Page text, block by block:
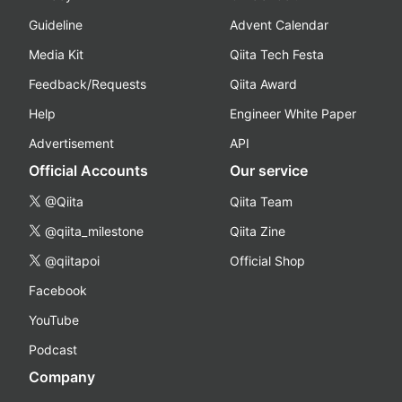
Guideline
Media Kit
Feedback/Requests
Help
Advertisement
Advent Calendar
Qiita Tech Festa
Qiita Award
Engineer White Paper
API
Official Accounts
@Qiita
@qiita_milestone
@qiitapoi
Facebook
YouTube
Podcast
Our service
Qiita Team
Qiita Zine
Official Shop
Company